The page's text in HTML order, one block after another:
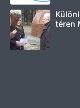
téren